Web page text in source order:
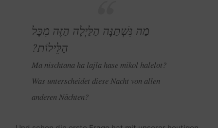
מַה נִּשְׁתַּנָּה הַלַּיְלָה הַזֶּה מִכָּל
הַלֵּילוֹת?
Ma nischtana ha lajla hase mikol halelot?
Was unterscheidet diese Nacht von allen
anderen Nächten?